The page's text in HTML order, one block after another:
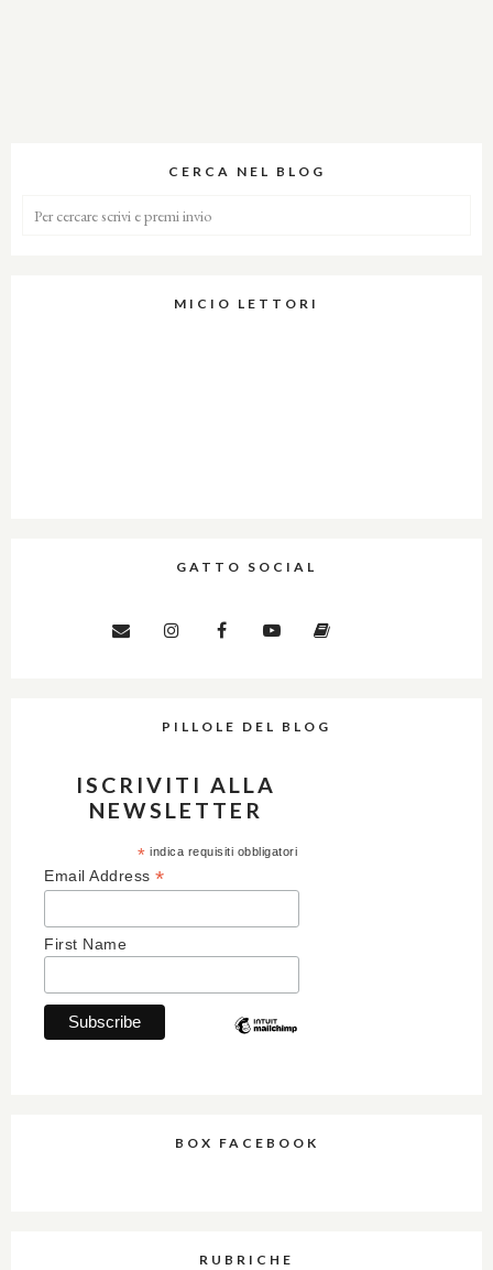
CERCA NEL BLOG
MICIO LETTORI
GATTO SOCIAL
PILLOLE DEL BLOG
ISCRIVITI ALLA
NEWSLETTER
* indica requisiti obbligatori
Email Address *
First Name
BOX FACEBOOK
RUBRICHE